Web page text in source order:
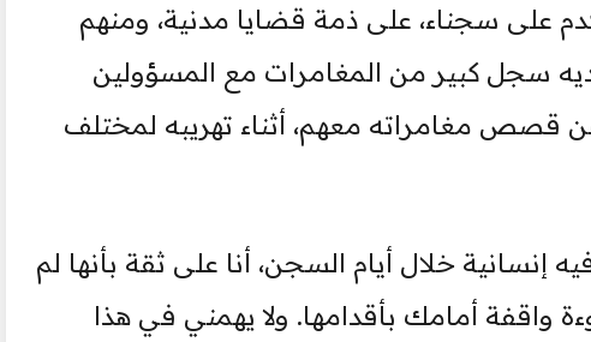
على سجناء، على ذمة قضايا مدنية، ومنهم
سجل كبير من المغامرات مع المسؤولين
قصص مغامراته معهم، أثناء تهريبه لمختلف
إنسانية خلال أيام السجن، أنا على ثقة بأنها لم
أمامك بأقدامها. ولا يهمني في هذا